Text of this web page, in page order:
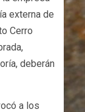
externa de
Cerro
deberán
a los